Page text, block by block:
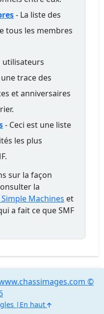
- La liste des
tous les membres
utilisateurs
trace des
et anniversaires
- Ceci est une liste
les plus
sur la façon
la
Machines et
a fait ce que SMF
©
En haut